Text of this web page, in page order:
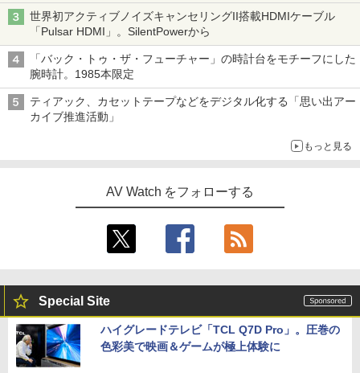
世界初アクティブノイズキャンセリングII搭載HDMIケーブル
「Pulsar HDMI」。SilentPowerから
「バック・トゥ・ザ・フューチャー」の時計台をモチーフにした
腕時計。1985本限定
ティアック、カセットテープなどをデジタル化する「思い出アー
カイブ推進活動」
もっと見る
AV Watch をフォローする
Special Site
ハイグレードテレビ「TCL Q7D Pro」。圧巻の
色彩美で映画＆ゲームが極上体験に